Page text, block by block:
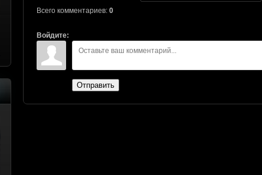
Всего комментариев: 0
Войдите:
Отправить